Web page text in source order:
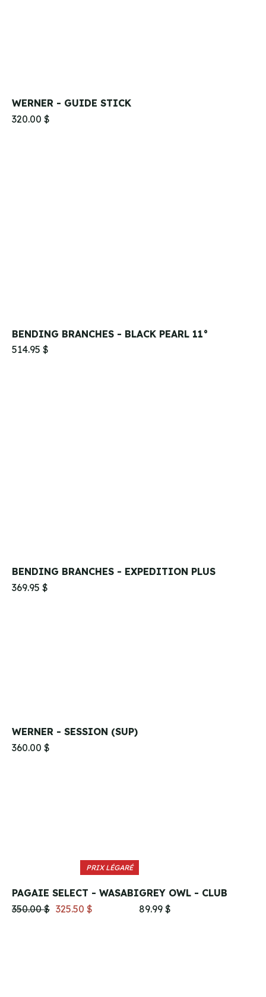
WERNER - GUIDE STICK
320.00 $
BENDING BRANCHES - BLACK PEARL 11°
514.95 $
BENDING BRANCHES - EXPEDITION PLUS
369.95 $
WERNER - SESSION (SUP)
360.00 $
PRIX LÉGARÉ
PAGAIE SELECT - WASABI
350.00 $ 325.50 $
GREY OWL - CLUB
89.99 $